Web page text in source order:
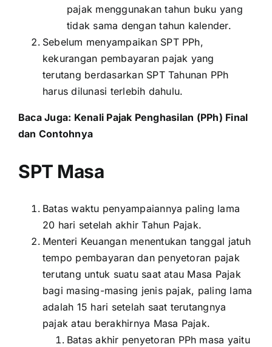
pajak menggunakan tahun buku yang
tidak sama dengan tahun kalender.
Sebelum menyampaikan SPT PPh,
kekurangan pembayaran pajak yang
terutang berdasarkan SPT Tahunan PPh
harus dilunasi terlebih dahulu.
Baca Juga: Kenali Pajak Penghasilan (PPh) Final
dan Contohnya
SPT Masa
Batas waktu penyampaiannya paling lama
20 hari setelah akhir Tahun Pajak.
Menteri Keuangan menentukan tanggal jatuh
tempo pembayaran dan penyetoran pajak
terutang untuk suatu saat atau Masa Pajak
bagi masing-masing jenis pajak, paling lama
adalah 15 hari setelah saat terutangnya
pajak atau berakhirnya Masa Pajak.
Batas akhir penyetoran PPh masa yaitu